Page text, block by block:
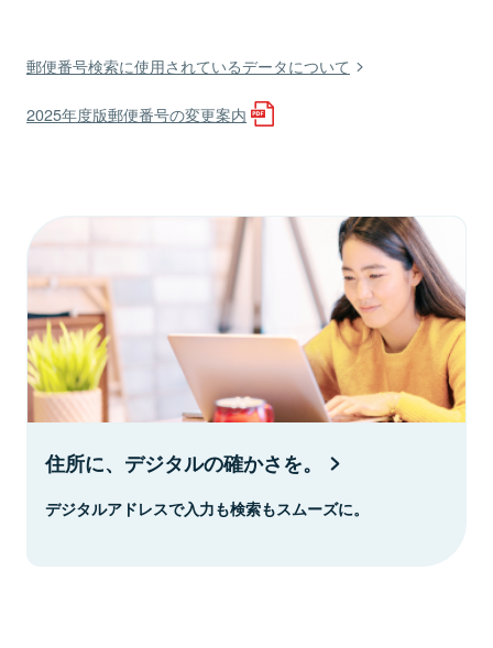
郵便番号検索に使用されているデータについて
2025年度版郵便番号の変更案内
住所に、デジタルの確かさを。
デジタルアドレスで入力も検索もスムーズに。